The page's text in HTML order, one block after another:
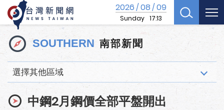
2026/08/09
Sunday 17:13
SOUTHERN 南部新聞
選擇其他區域
中鋼2月鋼價全部平盤開出